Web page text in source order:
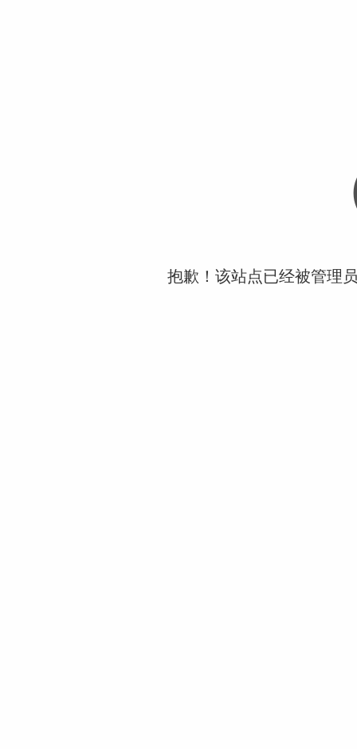
抱歉！该站点已经被管理